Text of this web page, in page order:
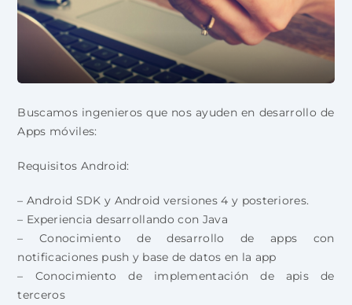
Buscamos ingenieros que nos ayuden en desarrollo de
Apps móviles:
Requisitos Android:
– Android SDK y Android versiones 4 y posteriores.
– Experiencia desarrollando con Java
– Conocimiento de desarrollo de apps con
notificaciones push y base de datos en la app
– Conocimiento de implementación de apis de
terceros